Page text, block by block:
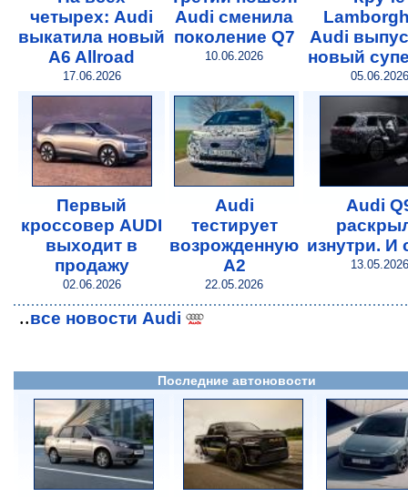
четырех: Audi
выкатила новый
A6 Allroad
17.06.2026
Audi сменила
поколение Q7
10.06.2026
Audi
новый
05.06.2026
Первый
кроссовер AUDI
выходит в
продажу
02.06.2026
Audi
тестирует
возрожденную
A2
22.05.2026
Audi
изнутри. И
13.05.2026
..все новости Audi
Последние автоновости